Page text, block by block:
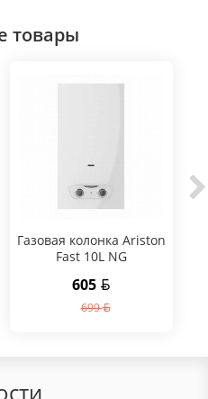
товары
Газовая колонка Ariston
Fast 10L NG
605
699